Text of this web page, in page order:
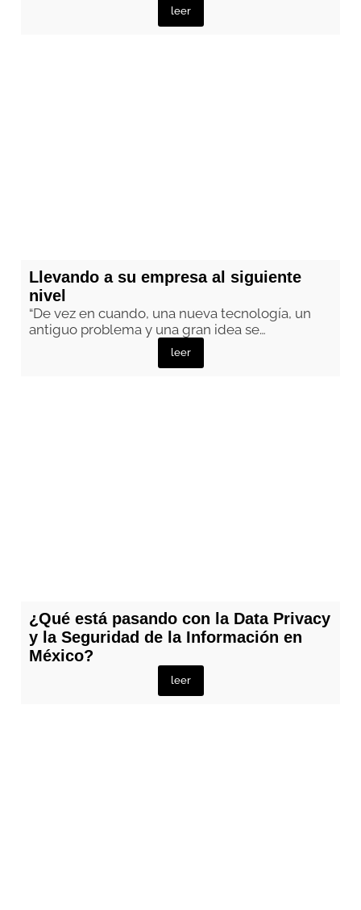
leer
Llevando a su empresa al siguiente
nivel
“De vez en cuando, una nueva tecnología, un
antiguo problema y una gran idea se…
leer
¿Qué está pasando con la Data Privacy
y la Seguridad de la Información en
México?
leer